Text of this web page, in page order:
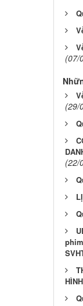
(07/
(29/
(22/